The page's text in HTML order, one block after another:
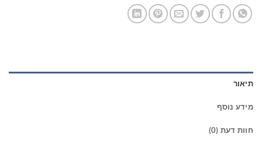
תיאור
מידע נוסף
חוות דעת (0)